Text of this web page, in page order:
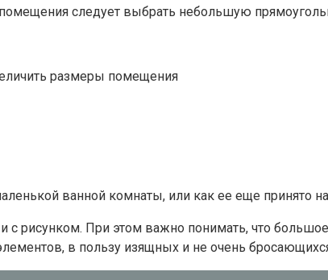
следует выбрать небольшую
размеры помещения
ванной комнаты, или как ее еще принято
рисунком. При этом важно понимать, что
в пользу изящных и не очень